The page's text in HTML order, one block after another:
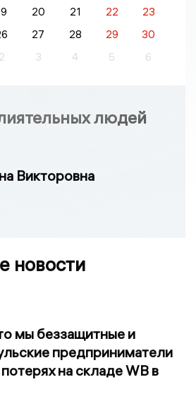
20 21 22
23
27 28 29
30
2 3 4 5 6
людей
Викторовна
новости
мы беззащитные и
предприниматели
на складе WB в